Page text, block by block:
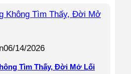
06/14/2026
Tìm Thấy, Đời Mở Lối